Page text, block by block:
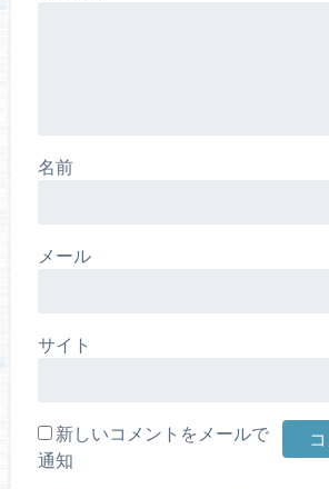
名前
メール
サイト
新しいコメントをメールで
通知